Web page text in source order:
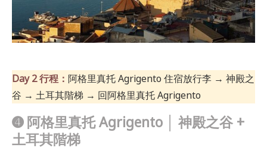
Day 2 行程： 阿格里真托 Agrigento 住宿放行李 → 神殿之
谷 → 土耳其階梯 → 回阿格里真托 Agrigento
➍ 阿格里真托 Agrigento
│ 神殿之谷 +
土耳其階梯